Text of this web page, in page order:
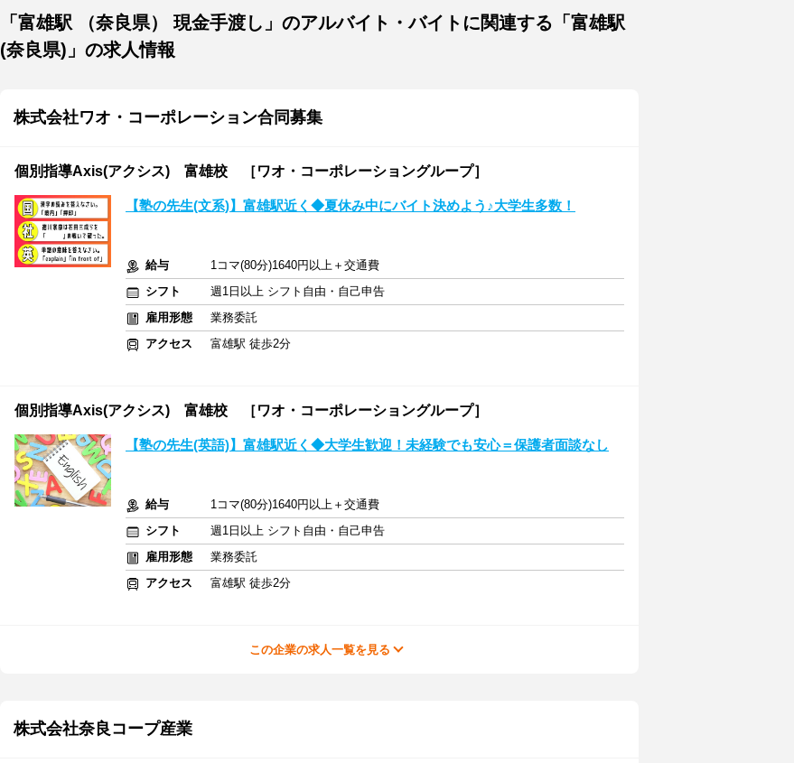
「富雄駅 （奈良県） 現金手渡し」のアルバイト・バイトに関連する「富雄駅
(奈良県)」の求人情報
株式会社ワオ・コーポレーション合同募集
個別指導Axis(アクシス) 富雄校 ［ワオ・コーポレーショングループ］
【塾の先生(文系)】富雄駅近く◆夏休み中にバイト決めよう♪大学生多数！
給与
1コマ(80分)1640円以上＋交通費
シフト
週1日以上 シフト自由・自己申告
雇用形態
業務委託
アクセス
富雄駅 徒歩2分
個別指導Axis(アクシス) 富雄校 ［ワオ・コーポレーショングループ］
【塾の先生(英語)】富雄駅近く◆大学生歓迎！未経験でも安心＝保護者面談なし
給与
1コマ(80分)1640円以上＋交通費
シフト
週1日以上 シフト自由・自己申告
雇用形態
業務委託
アクセス
富雄駅 徒歩2分
この企業の求人一覧を見る
株式会社奈良コープ産業